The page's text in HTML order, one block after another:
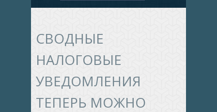
СВОДНЫЕ
НАЛОГОВЫЕ
УВЕДОМЛЕНИЯ
ТЕПЕРЬ МОЖНО